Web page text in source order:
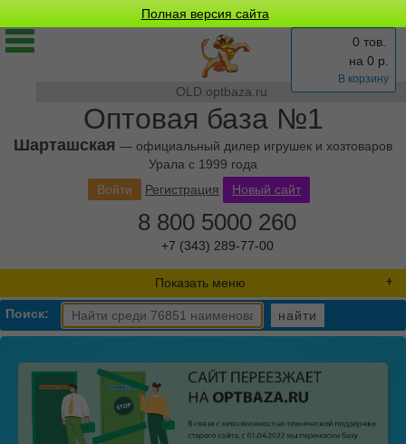
Полная версия сайта
OLD.optbaza.ru
Оптовая база №1
Шарташская — официальный дилер игрушек и хозтоваров
Урала с 1999 года
0 тов.
на 0 р.
В корзину
Войти Регистрация Новый сайт
8 800 5000 260
+7 (343) 289-77-00
Показать меню
Поиск: найти